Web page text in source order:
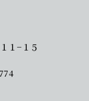
１−１５